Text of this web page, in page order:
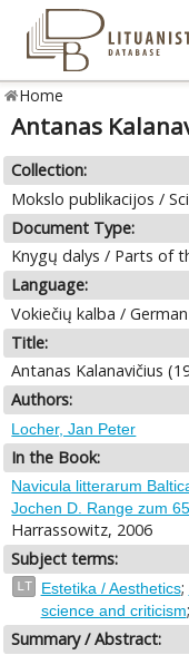
Home
Antanas
Collection:
Mokslo publikacijos /
Document Type:
Knygų dalys / Parts of
Language:
Vokiečių kalba / German
Title:
Antanas Kalanavičius
Authors:
Locher, Jan Peter
In the Book:
Navicula litterarum
Jochen D. Range zum
Harrassowitz, 2006
Subject terms:
LT Estetika / Aesthetics;
science and criticism;
Summary / Abstract: